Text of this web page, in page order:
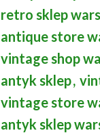
retro sklep
antique store
vintage shop
antyk sklep,
vintage store
antyk sklep